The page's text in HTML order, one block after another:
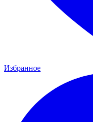
Избранное